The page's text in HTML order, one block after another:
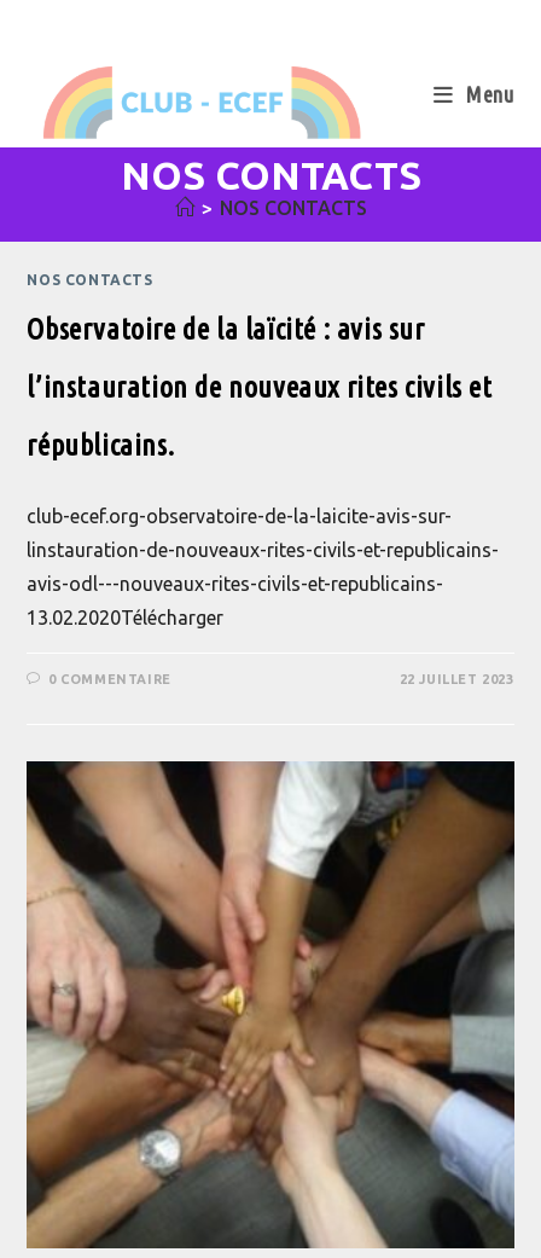
Menu
NOS CONTACTS
> NOS CONTACTS
NOS CONTACTS
Observatoire de la laïcité : avis sur
l’instauration de nouveaux rites civils et
républicains.
club-ecef.org-observatoire-de-la-laicite-avis-sur-
linstauration-de-nouveaux-rites-civils-et-republicains-
avis-odl---nouveaux-rites-civils-et-republicains-
13.02.2020Télécharger
0 COMMENTAIRE 22 JUILLET 2023